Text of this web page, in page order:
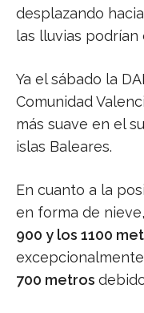
desplazando
las lluvias
Ya el sábado la
Comunidad
más suave en el
islas Baleares.
En cuanto a la
en forma de nieve,
900 y los 1100
700 metros